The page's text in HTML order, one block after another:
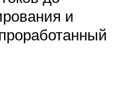
и